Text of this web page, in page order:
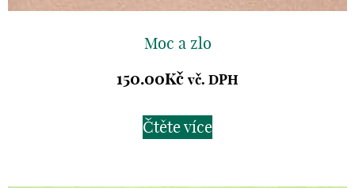
Moc a zlo
150.00Kč vč. DPH
Čtěte více